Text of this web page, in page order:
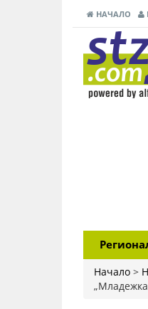
НАЧАЛО
Начало >